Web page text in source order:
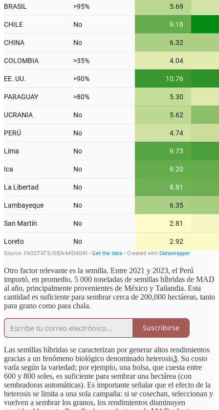
Otro factor relevante es la semilla. Entre 2021 y 2023, el Perú
importó, en promedio, 5 000 toneladas de semillas híbridas de MAD
al año, principalmente provenientes de México y Tailandia. Esta
cantidad es suficiente para sembrar cerca de 200,000 hectáreas, tanto
para grano como para chala.
Suscribirse
Las semillas híbridas se caracterizan por generar altos rendimientos
gracias a un fenómeno biológico denominado heterosis3. Su costo
varía según la variedad; por ejemplo, una bolsa, que cuesta entre
600 y 800 soles, es suficiente para sembrar una hectárea (con
sembradoras automáticas). Es importante señalar que el efecto de la
heterosis se limita a una sola campaña: si se cosechan, seleccionan y
vuelven a sembrar los granos, los rendimientos disminuyen